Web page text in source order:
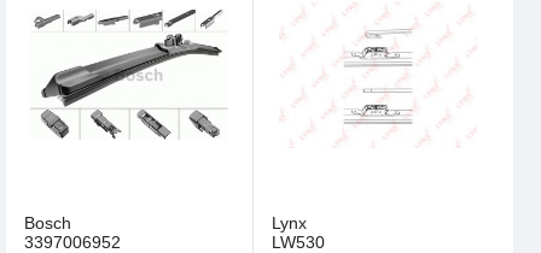
Bosch
3397006952
Lynx
LW530